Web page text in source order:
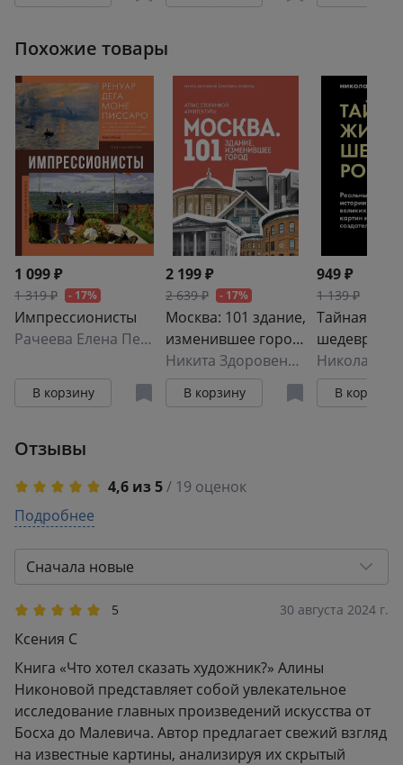
Похожие товары
1 099 ₽
1 319 ₽ - 17%
Импрессионисты
Рачеева Елена Петровна
В корзину
2 199 ₽
2 639 ₽ - 17%
Москва: 101 здание,
изменившее город.
Атлас столичной
архитектуры
Никита Здоровенин Екатерина
В корзину
949 ₽
1 139 ₽
Тайная
шедевров:
реальные
великих
их
Николай
В корзину
Отзывы
4,6 из 5/ 19 оценок
5
2
0
1
Подробнее
Сначала новые
5 30 августа 2024 г.
Ксения С
Книга «Что хотел сказать художник?» Алины
Никоновой представляет собой увлекательное
исследование главных произведений искусства от
Босха до Малевича. Автор предлагает свежий взгляд
на известные картины, анализируя их скрытый